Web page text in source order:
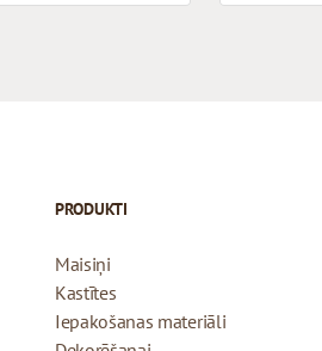
PRODUKTI
Maisiņi
Kastītes
Iepakošanas materiāli